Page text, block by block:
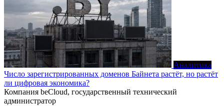
Аналитика
Число зарегистрированных доменов Байнета растёт, но растёт
ли цифровая экономика?
Компания beCloud, государственный технический
администратор